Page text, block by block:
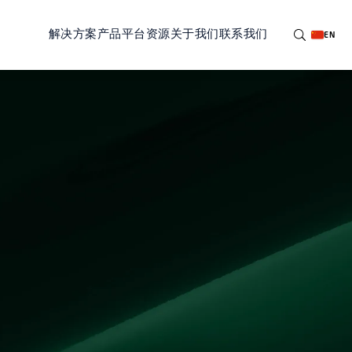
解决方案 产品平台 资源关于我们 联系我们 EN